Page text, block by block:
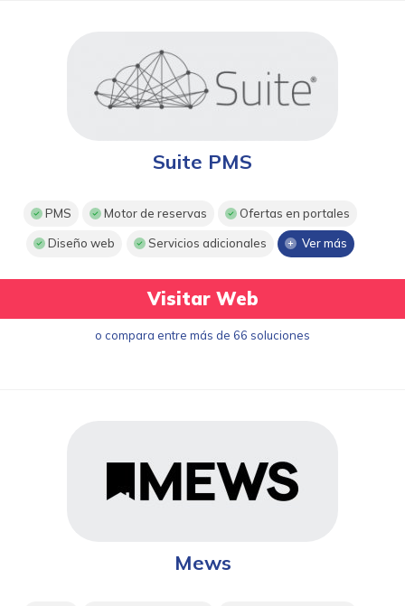
Suite PMS
PMS Motor de reservas Ofertas en portales
Diseño web Servicios adicionales Ver más
Visitar Web
o compara entre más de 66 soluciones
Mews